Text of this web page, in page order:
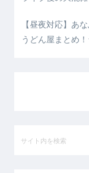
【昼夜対応】あ
うどん屋まとめ